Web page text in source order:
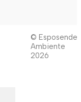
© Esposende
Ambiente
2026